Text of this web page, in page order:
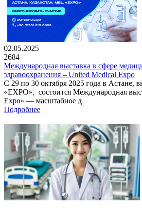
02.05.2025
2684
Международная выставка в сфере
здравоохранения – United Medical Expo
С 29 по 30 октября 2025 года в Астане,
«EXPO», состоится Международная
Expo» — масштабное д
Подробнее